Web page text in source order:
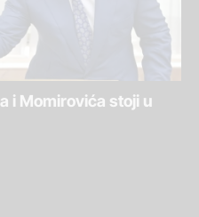
i Momirovića stoji u